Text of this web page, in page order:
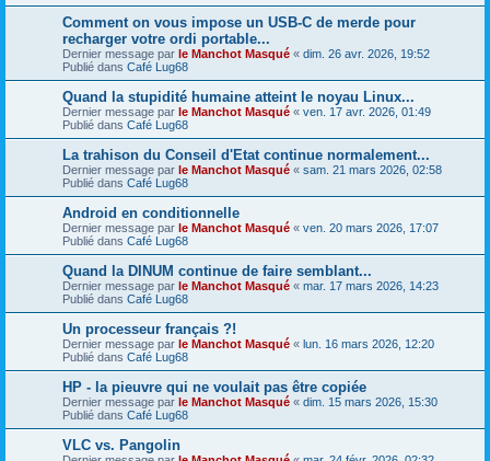
Comment on vous impose un USB-C de merde pour
recharger votre ordi portable...
Dernier message par le Manchot Masqué « dim. 26 avr. 2026, 19:52
Publié dans Café Lug68
Quand la stupidité humaine atteint le noyau Linux...
Dernier message par le Manchot Masqué « ven. 17 avr. 2026, 01:49
Publié dans Café Lug68
La trahison du Conseil d'Etat continue normalement...
Dernier message par le Manchot Masqué « sam. 21 mars 2026, 02:58
Publié dans Café Lug68
Android en conditionnelle
Dernier message par le Manchot Masqué « ven. 20 mars 2026, 17:07
Publié dans Café Lug68
Quand la DINUM continue de faire semblant...
Dernier message par le Manchot Masqué « mar. 17 mars 2026, 14:23
Publié dans Café Lug68
Un processeur français ?!
Dernier message par le Manchot Masqué « lun. 16 mars 2026, 12:20
Publié dans Café Lug68
HP - la pieuvre qui ne voulait pas être copiée
Dernier message par le Manchot Masqué « dim. 15 mars 2026, 15:30
Publié dans Café Lug68
VLC vs. Pangolin